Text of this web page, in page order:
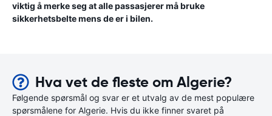
viktig å merke seg at alle passasjerer må bruke
sikkerhetsbelte mens de er i bilen.
Hva vet de fleste om Algerie?
Følgende spørsmål og svar er et utvalg av de mest populære
spørsmålene for Algerie. Hvis du ikke finner svaret på